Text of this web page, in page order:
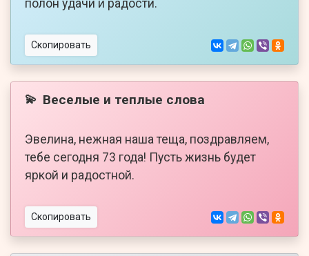
полон удачи и радости.
Скопировать
💫 Веселые и теплые слова
Эвелина, нежная наша теща, поздравляем,
тебе сегодня 73 года! Пусть жизнь будет
яркой и радостной.
Скопировать